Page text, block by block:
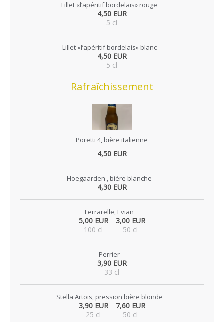
Lillet «l’apéritif bordelais» rouge
4,50 EUR
5 cl
Lillet «l’apéritif bordelais» blanc
4,50 EUR
5 cl
Rafraîchissement
Poretti 4, bière italienne
4,50 EUR
Hoegaarden , bière blanche
4,30 EUR
Ferrarelle, Evian
5,00 EUR
100 cl
3,00 EUR
50 cl
Perrier
3,90 EUR
33 cl
Stella Artois, pression bière blonde
3,90 EUR
25 cl
7,60 EUR
50 cl